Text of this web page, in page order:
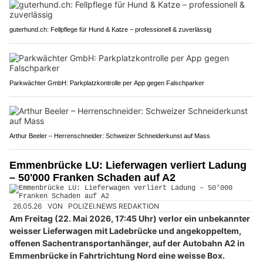
guterhund.ch: Fellpflege für Hund & Katze – professionell & zuverlässig
Parkwächter GmbH: Parkplatzkontrolle per App gegen Falschparker
Arthur Beeler – Herrenschneider: Schweizer Schneiderkunst auf Mass
Emmenbrücke LU: Lieferwagen verliert Ladung
– 50'000 Franken Schaden auf A2
26.05.26 VON POLIZEI.NEWS REDAKTION
Am Freitag (22. Mai 2026, 17:45 Uhr) verlor ein unbekannter
weisser Lieferwagen mit Ladebrücke und angekoppeltem,
offenen Sachentransportanhänger, auf der Autobahn A2 in
Emmenbrücke in Fahrtrichtung Nord eine weisse Box.